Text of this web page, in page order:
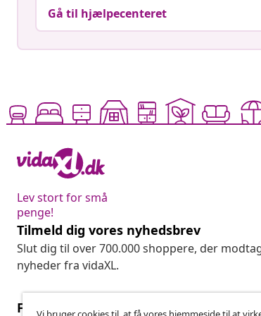
Gå til hjælpecenteret
Lev stort for små
penge!
Tilmeld dig vores nyhedsbrev
Slut dig til over 700.000 shoppere, der
nyheder fra vidaXL.
Fortryd køb